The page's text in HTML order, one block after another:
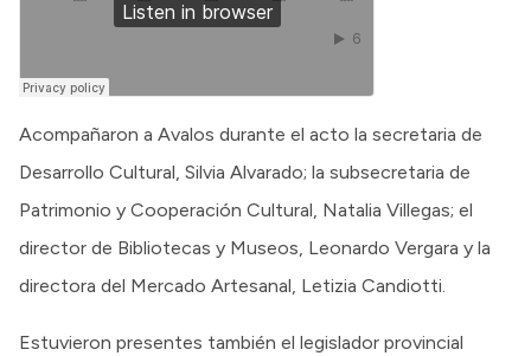
Acompañaron a Avalos durante el acto la secretaria de
Desarrollo Cultural, Silvia Alvarado; la subsecretaria de
Patrimonio y Cooperación Cultural, Natalia Villegas; el
director de Bibliotecas y Museos, Leonardo Vergara y la
directora del Mercado Artesanal, Letizia Candiotti.
Estuvieron presentes también el legislador provincial